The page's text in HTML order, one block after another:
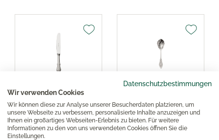
Datenschutzbestimmungen
Wir verwenden Cookies
Wir können diese zur Analyse unserer Besucherdaten platzieren, um
unsere Webseite zu verbessern, personalisierte Inhalte anzuzeigen und
Ihnen ein großartiges Webseiten-Erlebnis zu bieten. Für weitere
Informationen zu den von uns verwendeten Cookies öffnen Sie die
Einstellungen.
Robbe & Berking
Ostfriesen
Dessertmesser 18/8
Edelstahl
Ostfriesen Zuckerlöffel
18/8 Edelstahl